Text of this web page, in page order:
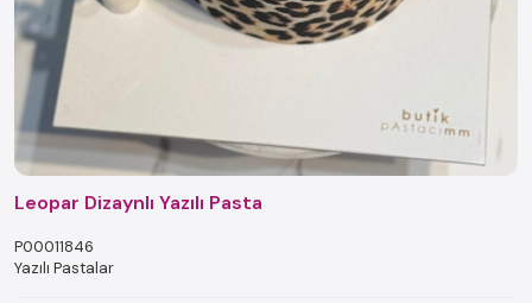
Leopar Dizaynlı Yazılı Pasta
P00011846
Yazılı Pastalar